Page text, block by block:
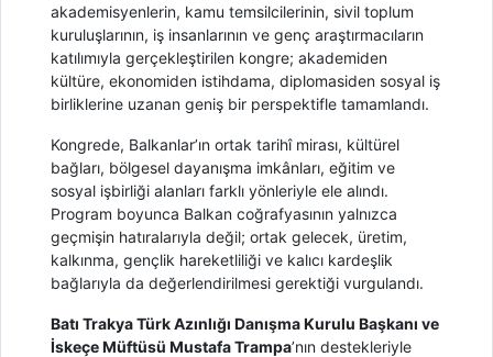
akademisyenlerin, kamu temsilcilerinin, sivil toplum
kuruluşlarının, iş insanlarının ve genç araştırmacıların
katılımıyla gerçekleştirilen kongre; akademiden
kültüre, ekonomiden istihdama, diplomasiden sosyal iş
birliklerine uzanan geniş bir perspektifle tamamlandı.
Kongrede, Balkanlar’ın ortak tarihî mirası, kültürel
bağları, bölgesel dayanışma imkânları, eğitim ve
sosyal işbirliği alanları farklı yönleriyle ele alındı.
Program boyunca Balkan coğrafyasının yalnızca
geçmişin hatıralarıyla değil; ortak gelecek, üretim,
kalkınma, gençlik hareketliliği ve kalıcı kardeşlik
bağlarıyla da değerlendirilmesi gerektiği vurgulandı.
Batı Trakya Türk Azınlığı Danışma Kurulu Başkanı ve
İskeçe Müftüsü Mustafa Trampa’nın destekleriyle